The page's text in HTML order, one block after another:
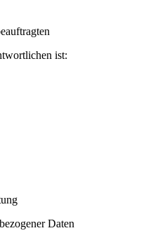
ist:
Daten